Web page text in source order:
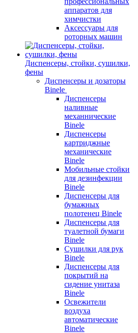
аппаратов для
химчистки
Аксессуары для
роторных машин
Диспенсеры, стойки, сушилки,
фены
Диспенсеры и дозаторы
Binele
Диспенсеры
наливные
механнические
Binele
Диспенсеры
картриджные
механические
Binele
Мобильные стойки
для дезинфекции
Binele
Диспенсеры для
бумажных
полотенец Binele
Диспенсеры для
туалетной бумаги
Binele
Сушилки для рук
Binele
Диспенсеры для
покрытий на
сидение унитаза
Binele
Освежители
воздуха
автоматические
Binele